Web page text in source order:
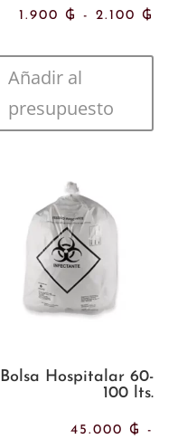
1.900 ₲ - 2.100 ₲
de
Añadir al
presupuesto
Bolsa Hospitalar 60-
100 lts.
45.000 ₲ -